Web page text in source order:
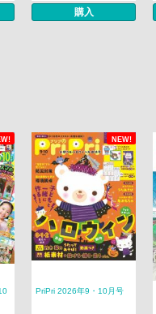
購入
NEW!
PriPri 2026年9・10月号